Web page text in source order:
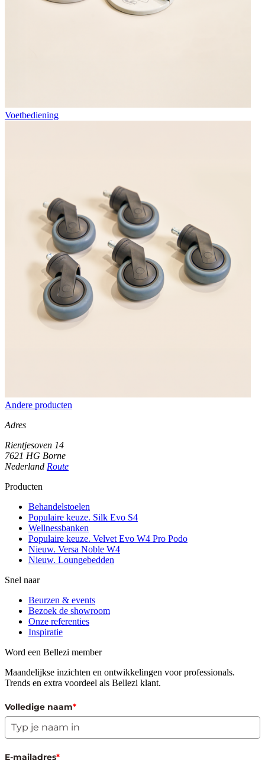
Voetbediening
Andere producten
Adres
Rientjesoven 14
7621 HG Borne
Nederland Route
Producten
Behandelstoelen
Populaire keuze. Silk Evo S4
Wellnessbanken
Populaire keuze. Velvet Evo W4 Pro Podo
Nieuw. Versa Noble W4
Nieuw. Loungebedden
Snel naar
Beurzen & events
Bezoek de showroom
Onze referenties
Inspiratie
Word een Bellezi member
Maandelijkse inzichten en ontwikkelingen voor professionals.
Trends en extra voordeel als Bellezi klant.
Volledige naam*
E-mailadres*